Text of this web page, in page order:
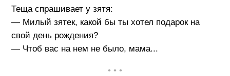
Теща спрашивает у зятя:
— Милый зятек, какой бы ты хотел подарок на
свой день рождения?
— Чтоб вас на нем не было, мама...
• • •